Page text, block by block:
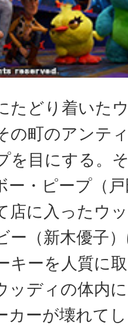
たどり着いた
の町のアンテ
を目にする。
ー・ピープ（
店に入ったウ
ー（新木優子
キーを人質に
ッディの体内
カーが壊れて